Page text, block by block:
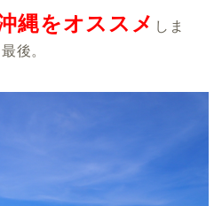
縄をオススメ しま
後。